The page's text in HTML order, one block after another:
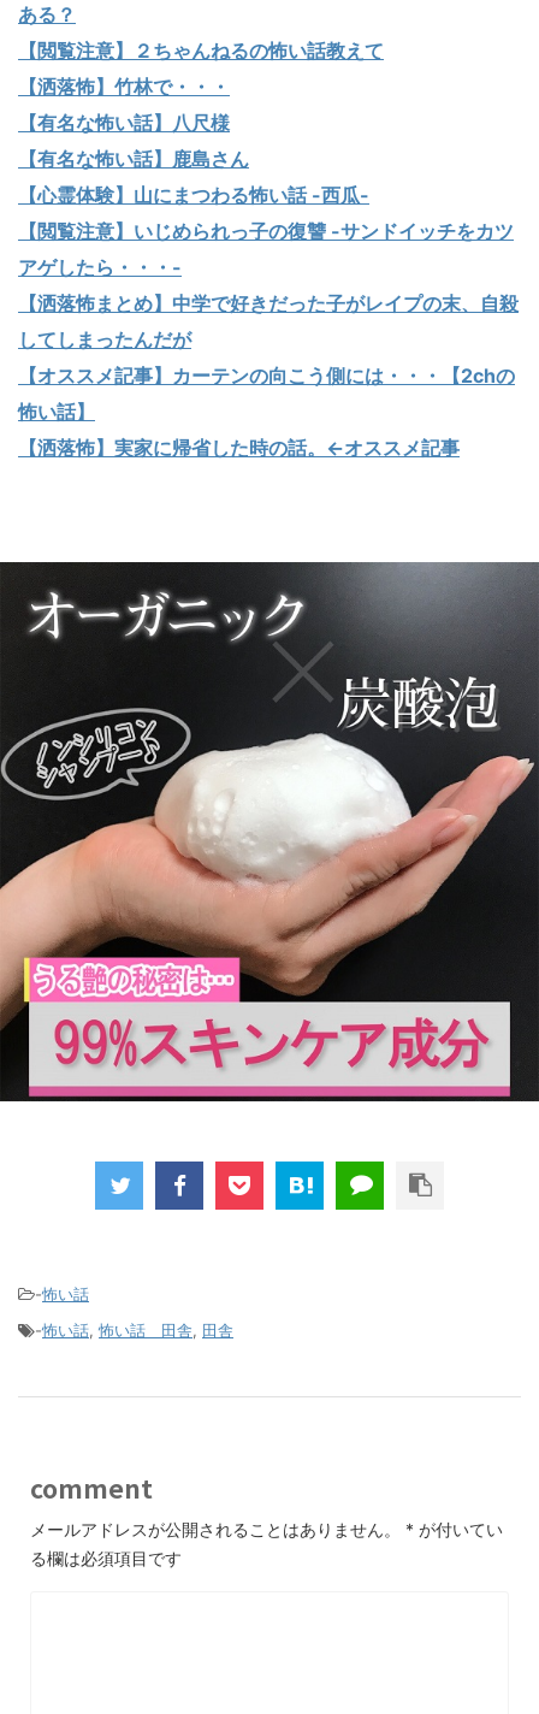
ある？
【閲覧注意】２ちゃんねるの怖い話教えて
【洒落怖】竹林で・・・
【有名な怖い話】八尺様
【有名な怖い話】鹿島さん
【心霊体験】山にまつわる怖い話 -西瓜-
【閲覧注意】いじめられっ子の復讐 -サンドイッチをカツ
アゲしたら・・・-
【洒落怖まとめ】中学で好きだった子がレイプの末、自殺
してしまったんだが
【オススメ記事】カーテンの向こう側には・・・【2chの
怖い話】
【洒落怖】実家に帰省した時の話。←オススメ記事
-怖い話
-怖い話,怖い話 田舎, 田舎
comment
メールアドレスが公開されることはありません。 * が付いてい
る欄は必須項目です